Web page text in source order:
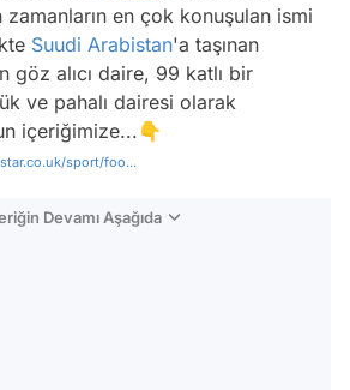
en çok konuşulan ismi
Suudi Arabistan'a taşınan
göz alıcı daire, 99 katlı bir
ve pahalı dairesi olarak
içeriğimize...👇
sport/foo...
Devamı Aşağıda